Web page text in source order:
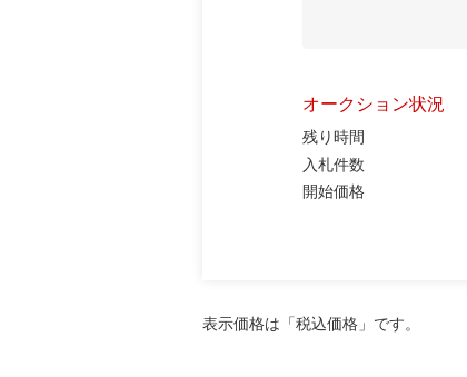
オークション状況
残り時間
入札件数
開始価格
表示価格は「税込価格」です。